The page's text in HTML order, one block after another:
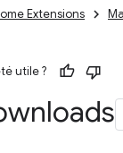
Extensions
utile ?